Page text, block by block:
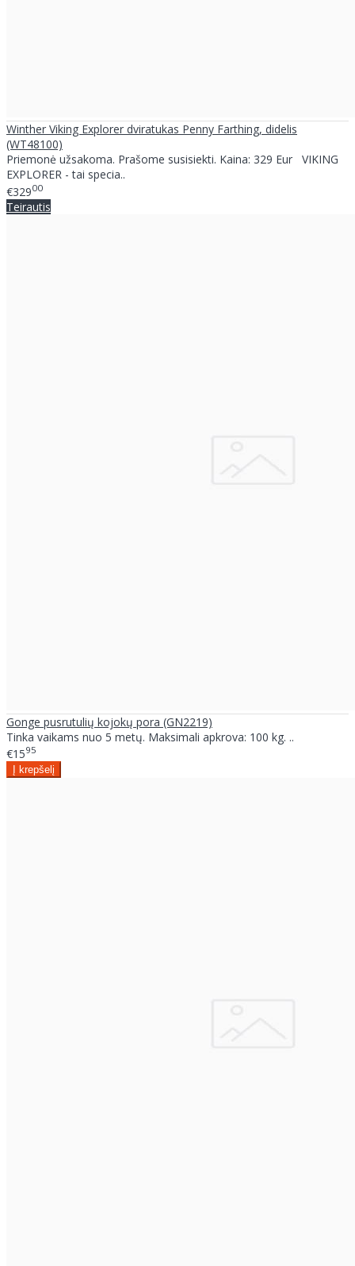
Winther Viking Explorer dviratukas Penny Farthing, didelis
(WT48100)
Priemonė užsakoma. Prašome susisiekti. Kaina: 329 Eur VIKING
EXPLORER - tai specia..
€32900
Teirautis
Gonge pusrutulių kojokų pora (GN2219)
Tinka vaikams nuo 5 metų. Maksimali apkrova: 100 kg. ..
€1595